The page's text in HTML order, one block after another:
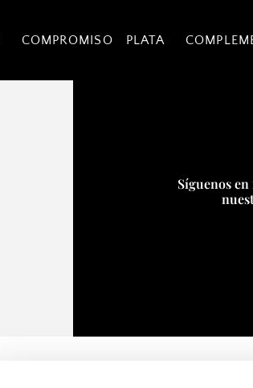
COMPROMISO PLATA
Síguenos